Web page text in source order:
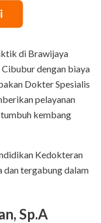
di Brawijaya
dengan biaya
Dokter Spesialis
pelayanan
kembang
Kedokteran
dan tergabung dalam
Sp.A